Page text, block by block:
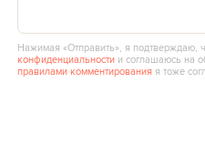
Нажимая «Отправить», я подтверждаю,
конфиденциальности и соглашаюсь на
правилами комментирования я тоже